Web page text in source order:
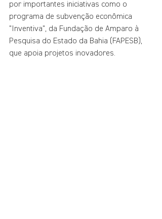
por importantes iniciativas como o
programa de subvenção econômica
"Inventiva", da Fundação de Amparo à
Pesquisa do Estado da Bahia (FAPESB),
que apoia projetos inovadores.